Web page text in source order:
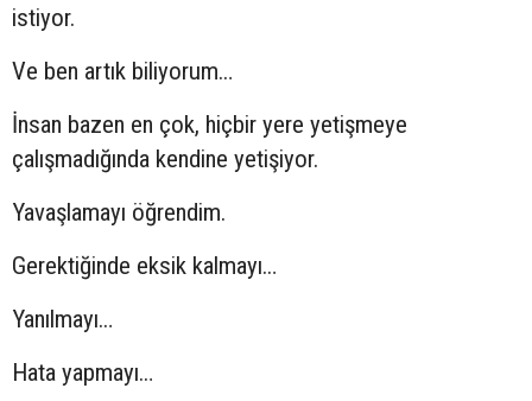
istiyor.
Ve ben artık biliyorum…
İnsan bazen en çok, hiçbir yere yetişmeye
çalışmadığında kendine yetişiyor.
Yavaşlamayı öğrendim.
Gerektiğinde eksik kalmayı…
Yanılmayı…
Hata yapmayı…